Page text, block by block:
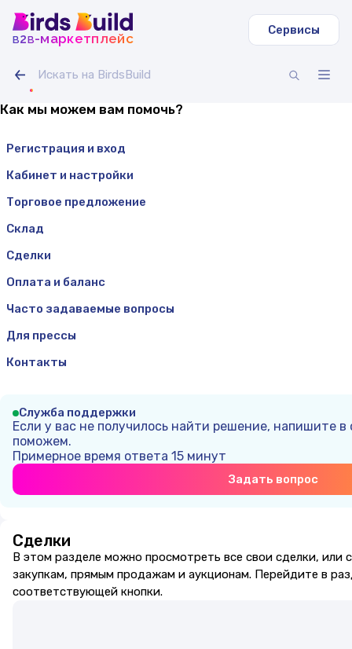
b2b-маркетплейс
Сервисы
Как мы можем вам помочь?
Регистрация и вход
Кабинет и настройки
Торговое предложение
Склад
Сделки
Оплата и баланс
Часто задаваемые вопросы
Для прессы
Контакты
Служба поддержки
Если у вас не получилось найти решение, напишите
поможем.
Примерное время ответа 15 минут
Задать вопрос
Сделки
В этом разделе можно просмотреть все свои сделки,
закупкам, прямым продажам и аукционам. Перейдите в
соответствующей кнопки.